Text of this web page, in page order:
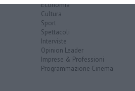
Economia
Cultura
Sport
Spettacoli
Interviste
Opinion Leader
Imprese & Professioni
Programmazione Cinema